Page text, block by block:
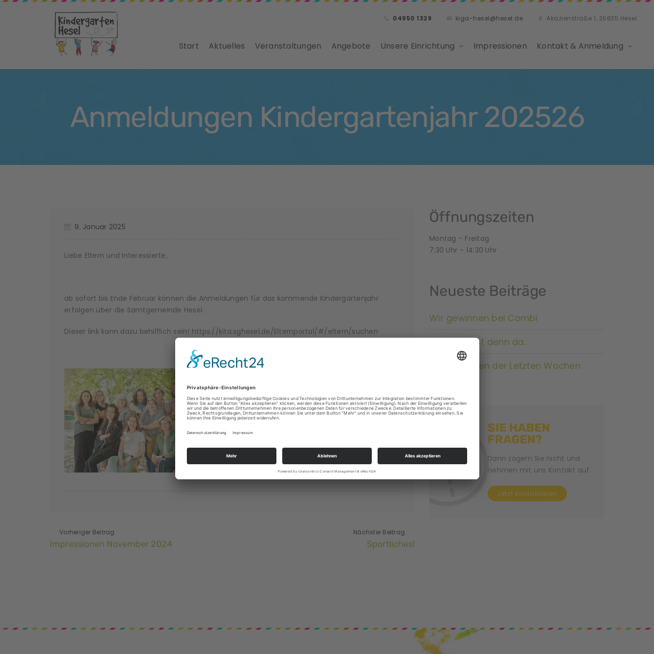
04950 1329 kiga-hesel@hesel.de Akazienstraße 1, 26835 Hesel
Start Aktuelles Veranstaltungen Angebote Unsere Einrichtung Impressionen Kontakt & Anmeldung
Anmeldungen Kindergartenjahr 202526
9. Januar 2025
Liebe Eltern und Interessierte,
ab sofort bis Ende Februar können die Anmeldungen für das kommende Kindergartenjahr
erfolgen über die Samtgemeinde Hesel.
Dieser link kann dazu behilflich sein! https://kita.sghesel.de/Elternportal/#/eltern/suchen
Viele Grüsse vom Team Kindergarten Hesel
Vorheriger Beitrag
Impressionen November 2024
Nächster Beitrag
Sportliches!
Öffnungszeiten
Montag – Freitag
7:30 Uhr – 14:30 Uhr
Neueste Beiträge
Wir gewinnen bei Combi
Was wächst denn da..
Impressionen der Letzten Wochen
SIE HABEN
FRAGEN?
Dann zögern Sie nicht und
nehmen mit uns Kontakt auf.
Jetzt kontaktieren